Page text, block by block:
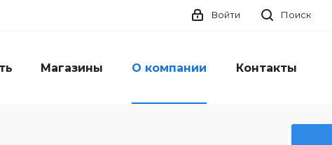
Поиск
Войти
Магазины О компании Контакты